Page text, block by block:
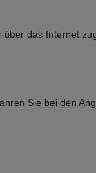
das Internet
Sie bei den